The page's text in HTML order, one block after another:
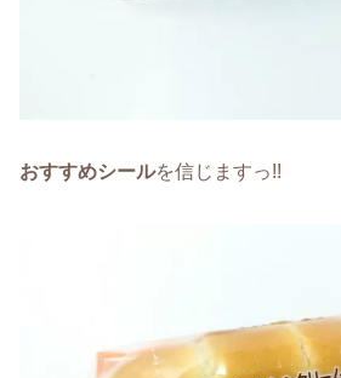
おすすめシールを信じますっ!!